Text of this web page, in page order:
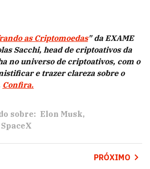
as Criptomoedas" da EXAME
Sacchi, head de criptoativos da
no universo de criptoativos, com o
e trazer clareza sobre o
Confira.
sobre: Elon Musk
SpaceX
PRÓXIMO